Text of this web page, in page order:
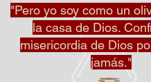
"Pero yo soy como un
la casa de Dios.
misericordia de Dios
jamás."